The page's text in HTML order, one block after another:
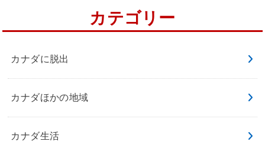
カテゴリー
カナダに脱出
カナダほかの地域
カナダ生活